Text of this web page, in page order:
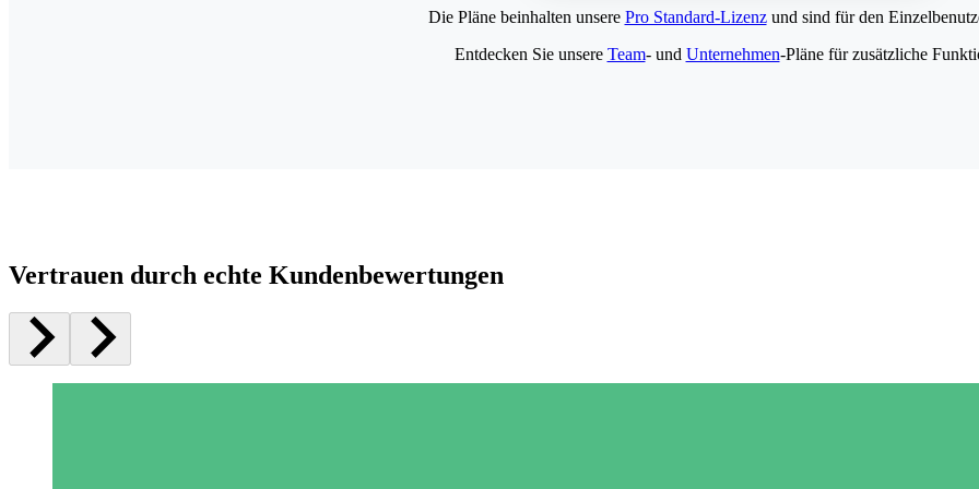
Die Pläne beinhalten unsere Pro Standard-Lizenzund sind für den
Entdecken Sie unsere Team- und Unternehmen-Pläne für zusätzliche
Vertrauen durch echte Kundenbewertungen